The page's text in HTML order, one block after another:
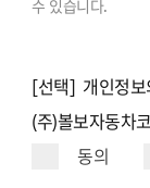
수 있습니다.
[선택] 개인정보
(주)볼보자동차
동의